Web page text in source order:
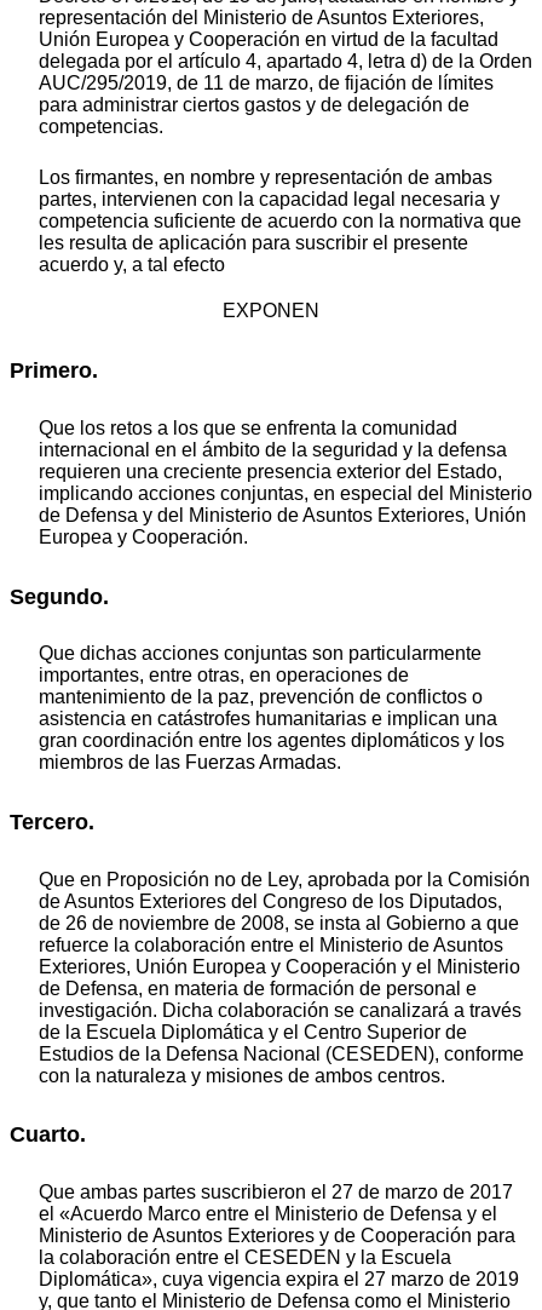
representación del Ministerio de Asuntos Exteriores,
Unión Europea y Cooperación en virtud de la facultad
delegada por el artículo 4, apartado 4, letra d) de la Orden
AUC/295/2019, de 11 de marzo, de fijación de límites
para administrar ciertos gastos y de delegación de
competencias.
Los firmantes, en nombre y representación de ambas
partes, intervienen con la capacidad legal necesaria y
competencia suficiente de acuerdo con la normativa que
les resulta de aplicación para suscribir el presente
acuerdo y, a tal efecto
EXPONEN
Primero.
Que los retos a los que se enfrenta la comunidad
internacional en el ámbito de la seguridad y la defensa
requieren una creciente presencia exterior del Estado,
implicando acciones conjuntas, en especial del Ministerio
de Defensa y del Ministerio de Asuntos Exteriores, Unión
Europea y Cooperación.
Segundo.
Que dichas acciones conjuntas son particularmente
importantes, entre otras, en operaciones de
mantenimiento de la paz, prevención de conflictos o
asistencia en catástrofes humanitarias e implican una
gran coordinación entre los agentes diplomáticos y los
miembros de las Fuerzas Armadas.
Tercero.
Que en Proposición no de Ley, aprobada por la Comisión
de Asuntos Exteriores del Congreso de los Diputados,
de 26 de noviembre de 2008, se insta al Gobierno a que
refuerce la colaboración entre el Ministerio de Asuntos
Exteriores, Unión Europea y Cooperación y el Ministerio
de Defensa, en materia de formación de personal e
investigación. Dicha colaboración se canalizará a través
de la Escuela Diplomática y el Centro Superior de
Estudios de la Defensa Nacional (CESEDEN), conforme
con la naturaleza y misiones de ambos centros.
Cuarto.
Que ambas partes suscribieron el 27 de marzo de 2017
el «Acuerdo Marco entre el Ministerio de Defensa y el
Ministerio de Asuntos Exteriores y de Cooperación para
la colaboración entre el CESEDEN y la Escuela
Diplomática», cuya vigencia expira el 27 marzo de 2019
y, que tanto el Ministerio de Defensa como el Ministerio